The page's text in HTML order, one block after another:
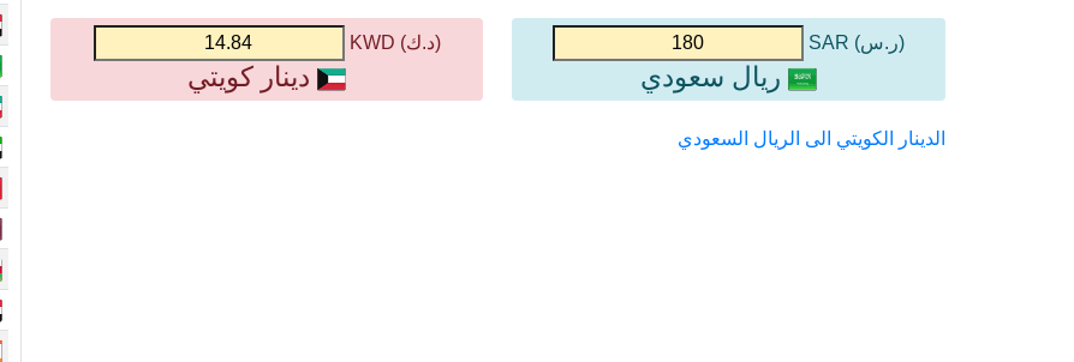
(ر.س) SAR
ريال سعودي
(د.ك) KWD
دينار كويتي
الدينار الكويتي الى الريال السعودي